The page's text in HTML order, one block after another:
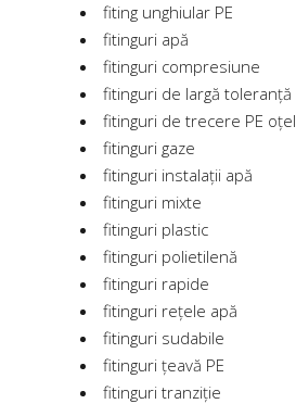
fiting unghiular PE
fitinguri apă
fitinguri compresiune
fitinguri de largă toleranță
fitinguri de trecere PE oțel
fitinguri gaze
fitinguri instalații apă
fitinguri mixte
fitinguri plastic
fitinguri polietilenă
fitinguri rapide
fitinguri rețele apă
fitinguri sudabile
fitinguri țeavă PE
fitinguri tranziție